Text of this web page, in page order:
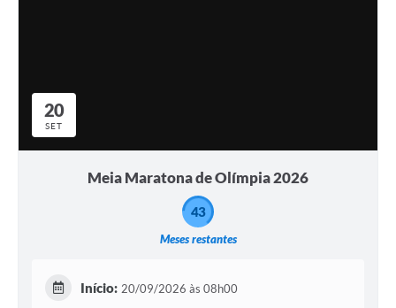
20
SET
Meia Maratona de Olímpia 2026
Meses restantes
43
Início: 20/09/2026 às 08h00